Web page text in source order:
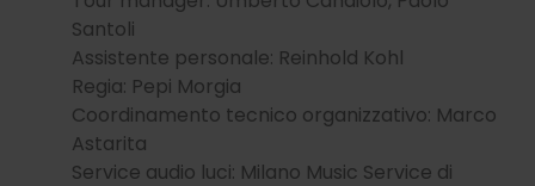
Santoli
Assistente personale: Reinhold Kohl
Regia: Pepi Morgia
Coordinamento tecnico organizzativo: Marco
Astarita
Service audio luci: Milano Music Service di